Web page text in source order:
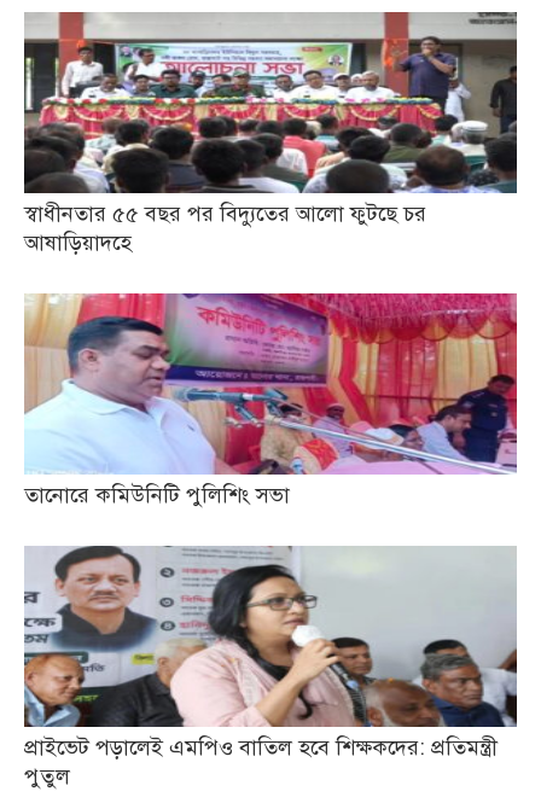
স্বাধীনতার ৫৫ বছর পর বিদ্যুতের আলো ফুটছে চর
আষাড়িয়াদহে
তানোরে কমিউনিটি পুলিশিং সভা
প্রাইভেট পড়ালেই এমপিও বাতিল হবে শিক্ষকদের: প্রতিমন্ত্রী
পুতুল